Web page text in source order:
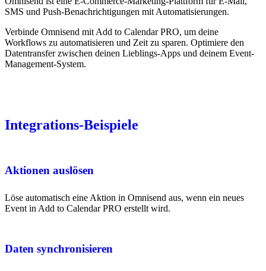
SMS und Push-Benachrichtigungen mit Automatisierungen.
Verbinde Omnisend mit Add to Calendar PRO, um deine
Workflows zu automatisieren und Zeit zu sparen. Optimiere den
Datentransfer zwischen deinen Lieblings-Apps und deinem Event-
Management-System.
Integrations-Beispiele
Aktionen auslösen
Löse automatisch eine Aktion in Omnisend aus, wenn ein neues
Event in Add to Calendar PRO erstellt wird.
Daten synchronisieren